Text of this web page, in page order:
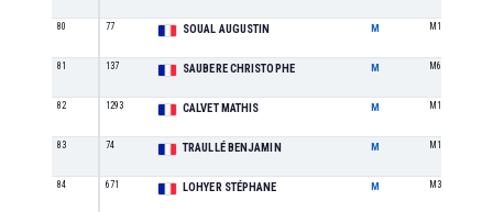
80 77 SOUAL AUGUSTIN M M1
81 137 SAUBERE CHRISTOPHE M M6
82 1293 CALVET MATHIS M M1
83 74 TRAULLÉ BENJAMIN M M1
84 671 LOHYER STÉPHANE M M3